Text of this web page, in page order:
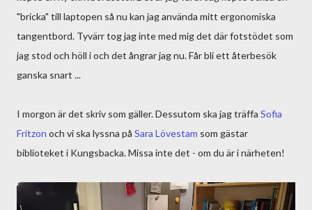
"bricka" till laptopen så nu kan jag använda mitt ergonomiska
tangentbord. Tyvärr tog jag inte med mig det där fotstödet som
jag stod och höll i och det ångrar jag nu. Får bli ett återbesök
ganska snart ...
I morgon är det skriv som gäller. Dessutom ska jag träffa Sofia
Fritzon och vi ska lyssna på Sara Lövestam som gästar
biblioteket i Kungsbacka. Missa inte det - om du är i närheten!